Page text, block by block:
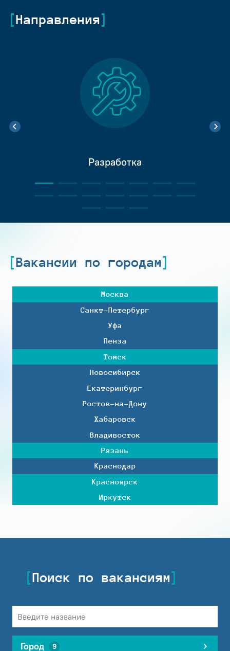
Направления
Разработка
Вакансии по городам
Москва
Санкт-Петербург
Уфа
Пенза
Томск
Новосибирск
Екатеринбург
Ростов-на-Дону
Хабаровск
Владивосток
Рязань
Краснодар
Красноярск
Иркутск
Поиск по вакансиям
Город 9